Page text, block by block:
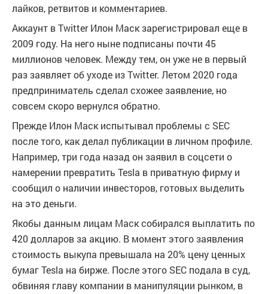
лайков, ретвитов и комментариев.
Аккаунт в Twitter Илон Маск зарегистрировал еще в
2009 году. На него ныне подписаны почти 45
миллионов человек. Между тем, он уже не в первый
раз заявляет об уходе из Twitter. Летом 2020 года
предприниматель сделал схожее заявление, но
совсем скоро вернулся обратно.
Прежде Илон Маск испытывал проблемы с SEC
после того, как делал публикации в личном профиле.
Например, три года назад он заявил в соцсети о
намерении превратить Tesla в приватную фирму и
сообщил о наличии инвесторов, готовых выделить
на это деньги.
Якобы данным лицам Маск собирался выплатить по
420 долларов за акцию. В момент этого заявления
стоимость выкупа превышала на 20% цену ценных
бумаг Tesla на бирже. После этого SEC подала в суд,
обвиняя главу компании в манипуляции рынком, в